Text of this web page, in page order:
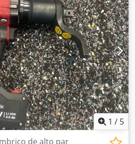
Ablsck Salida: Hex 1/4F"
1,0 Nm Máx.: 4,0 Nm Velocidad
0,6 kg
1 / 5
de alto par